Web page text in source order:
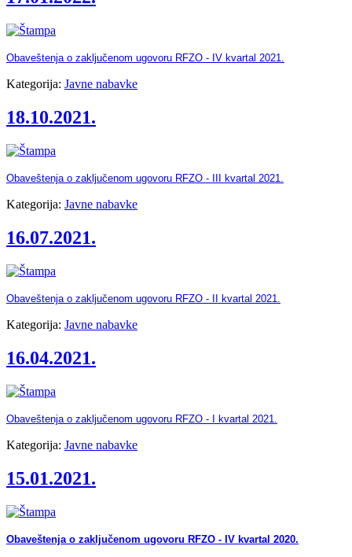
Obaveštenja o zaključenom ugovoru RFZO - IV kvartal 2021.
Kategorija: Javne nabavke
18.10.2021.
Obaveštenja o zaključenom ugovoru RFZO - III kvartal 2021.
Kategorija: Javne nabavke
16.07.2021.
Obaveštenja o zaključenom ugovoru RFZO - II kvartal 2021.
Kategorija: Javne nabavke
16.04.2021.
Obaveštenja o zaključenom ugovoru RFZO - I kvartal 2021.
Kategorija: Javne nabavke
15.01.2021.
Obaveštenja o zaključenom ugovoru RFZO - IV kvartal 2020.